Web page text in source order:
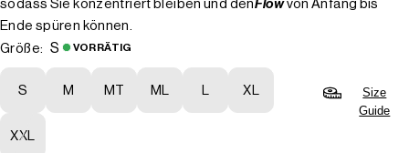
sodass Sie konzentriert bleiben und denFlowvon Anfang bis
Ende spüren können.
Größe:
S VORRÄTIG
S M MT ML XL
XXL
Size
Guide